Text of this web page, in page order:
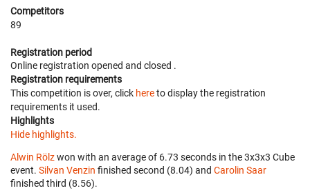
Competitors
89
Registration period
Online registration opened and closed .
Registration requirements
This competition is over, click hereto display the registration
requirements it used.
Highlights
Hide highlights.
Alwin Rölzwon with an average of 6.73 seconds in the 3x3x3 Cube
event. Silvan Venzin finished second (8.04) and Carolin Saar
finished third (8.56).